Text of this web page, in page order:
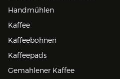
Handmühlen
Kaffee
Kaffeebohnen
Kaffeepads
Gemahlener Kaffee